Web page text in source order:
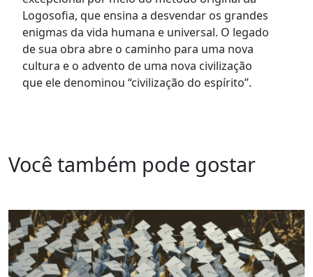
Logosofia, que ensina a desvendar os grandes
enigmas da vida humana e universal. O legado
de sua obra abre o caminho para uma nova
cultura e o advento de uma nova civilização
que ele denominou “civilização do espírito”.
Você também pode gostar